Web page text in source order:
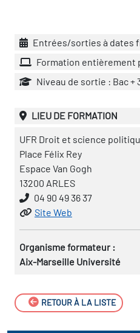
Entrées/sorties à dates
Formation entièrement
Niveau de sortie : Bac +
LIEU DE FORMATION
UFR Droit et science
Place Félix Rey
Espace Van Gogh
13200 ARLES
04 90 49 36 37
Site Web
Organisme formateur :
Aix-Marseille Université
RETOUR À LA LISTE